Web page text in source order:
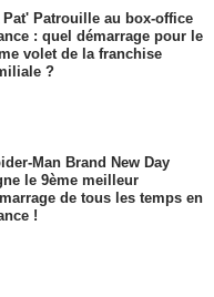
Pat' Patrouille au box-office
: quel démarrage pour le
volet de la franchise
?
Man Brand New Day
le 9ème meilleur
de tous les temps en
!